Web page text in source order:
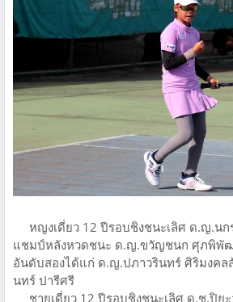
หญงเดี่ยว 12 ปีรอบชิงชนะเลิศ ด.ญ.นก
แชมป์หลังหวดชนะ ด.ญ.ขวัญชนก ศุภพิพัฒ
อันดับสองได้แก่ ด.ญ.ปภาวรินทร์ ศิริมงค
นทร์ ปารีศรี
ชายเดี่ยว 12 ปีรอบชิงชนะเลิศ ด.ช.ปิย